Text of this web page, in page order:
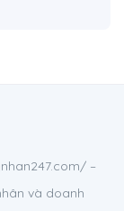
–
và doanh